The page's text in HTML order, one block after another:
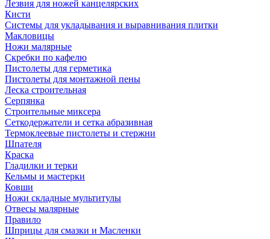
Лезвия для ножей канцелярских
Кисти
Системы для укладывания и выравнивания плитки
Макловицы
Ножи малярные
Скребки по кафелю
Пистолеты для герметика
Пистолеты для монтажной пены
Леска строительная
Серпянка
Строительные миксера
Сеткодержатели и сетка абразивная
Термоклеевые пистолеты и стержни
Шпателя
Краска
Гладилки и терки
Кельмы и мастерки
Ковши
Ножи складные мультитулы
Отвесы малярные
Правило
Шприцы для смазки и Масленки